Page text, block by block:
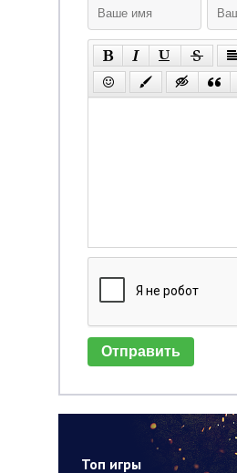
Топ игры
Отправить